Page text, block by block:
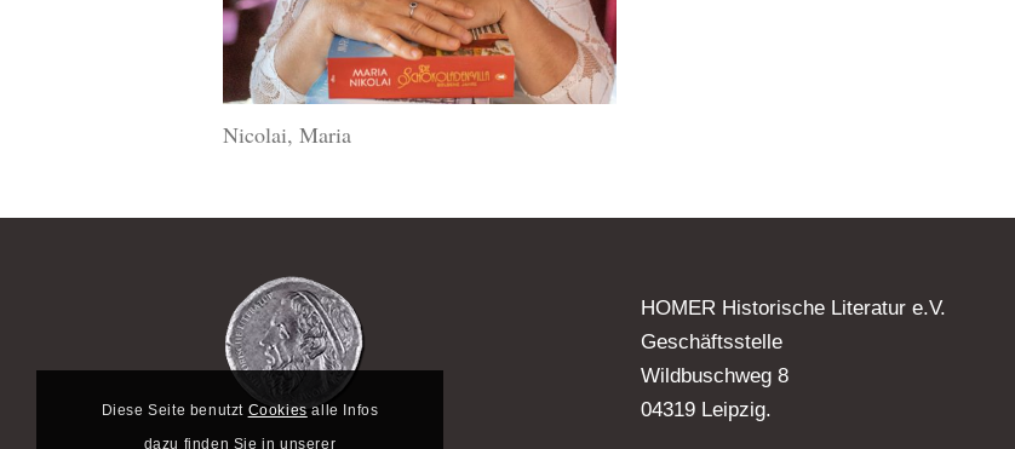
Nicolai, Maria
HOMER Historische Literatur e.V.
Geschäftsstelle
Wildbuschweg 8
04319 Leipzig.
Diese Seite benutzt Cookiesalle Infos
dazu finden Sie in unserer